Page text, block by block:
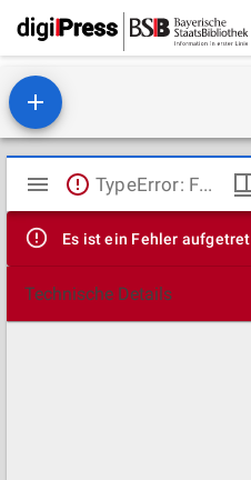
Mirador
Viewer
TypeError: Failed to fetch
Es ist ein Fehler
Technische Details